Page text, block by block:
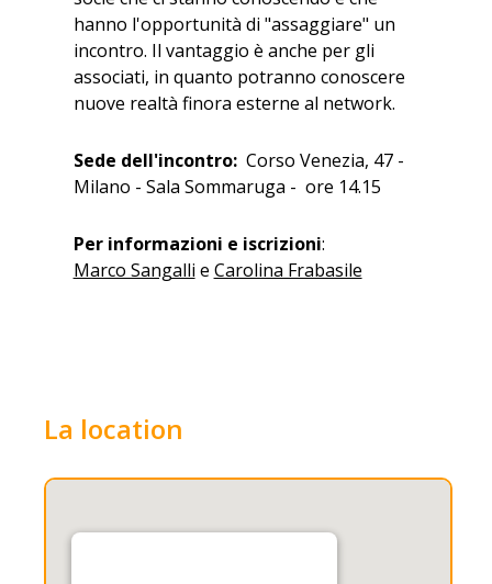
hanno l'opportunità di "assaggiare" un
incontro. Il vantaggio è anche per gli
associati, in quanto potranno conoscere
nuove realtà finora esterne al network.
Sede dell'incontro:Corso Venezia, 47 -
Milano - Sala Sommaruga - ore 14.15
Per informazioni e iscrizioni:
Marco Sangalli e Carolina Frabasile
La location